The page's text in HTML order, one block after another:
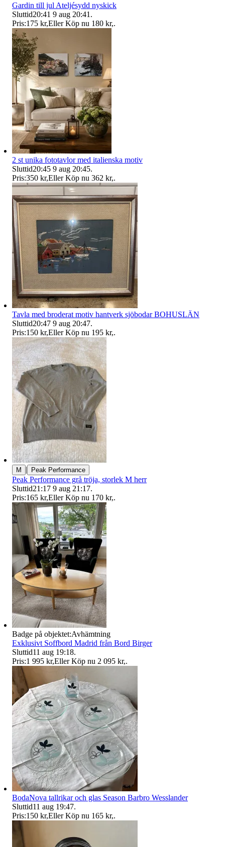
Gardin till jul Ateljésydd nyskick
Sluttid20:41 9 aug 20:41 .
Pris:175 kr,Eller Köp nu 180 kr,.
2 st unika fototavlor med italienska motiv
Sluttid20:45 9 aug 20:45.
Pris:350 kr,Eller Köp nu 362 kr,.
Tavla med broderat motiv hantverk sjöbodar BOHUSLÄN
Sluttid20:47 9 aug 20:47.
Pris:150 kr,Eller Köp nu 195 kr,.
M | Peak Performance
Peak Performance grå tröja, storlek M herr
Sluttid21:17 9 aug 21:17.
Pris:165 kr,Eller Köp nu 170 kr,.
Badge på objektet:Avhämtning
Exklusivt Soffbord Madrid från Bord Birger
Sluttid11 aug 19:18.
Pris:1 995 kr,Eller Köp nu 2 095 kr,.
BodaNova tallrikar och glas Season Barbro Wesslander
Sluttid11 aug 19:47.
Pris:150 kr,Eller Köp nu 165 kr,.